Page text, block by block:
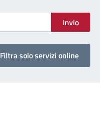
Invio
Filtra solo servizi online